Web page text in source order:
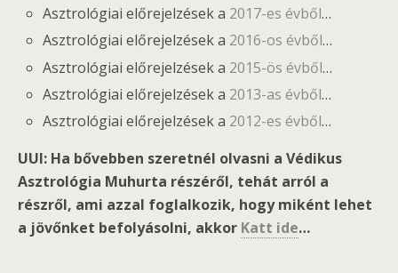
Asztrológiai előrejelzések a 2017-es évből…
Asztrológiai előrejelzések a 2016-os évből…
Asztrológiai előrejelzések a 2015-ös évből…
Asztrológiai előrejelzések a 2013-as évből…
Asztrológiai előrejelzések a 2012-es évből…
UUI: Ha bővebben szeretnél olvasni a Védikus
Asztrológia Muhurta részéről, tehát arról a
részről, ami azzal foglalkozik, hogy miként lehet
a jövőnket befolyásolni, akkor Katt ide…